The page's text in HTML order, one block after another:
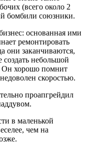
(всего около 2
бомбили союзники.
основанная ими
ремонтировать
они заканчиваются,
небольшой
Он хорошо помнит
скоростью.
проапгрейдил
в маленькой
чем на